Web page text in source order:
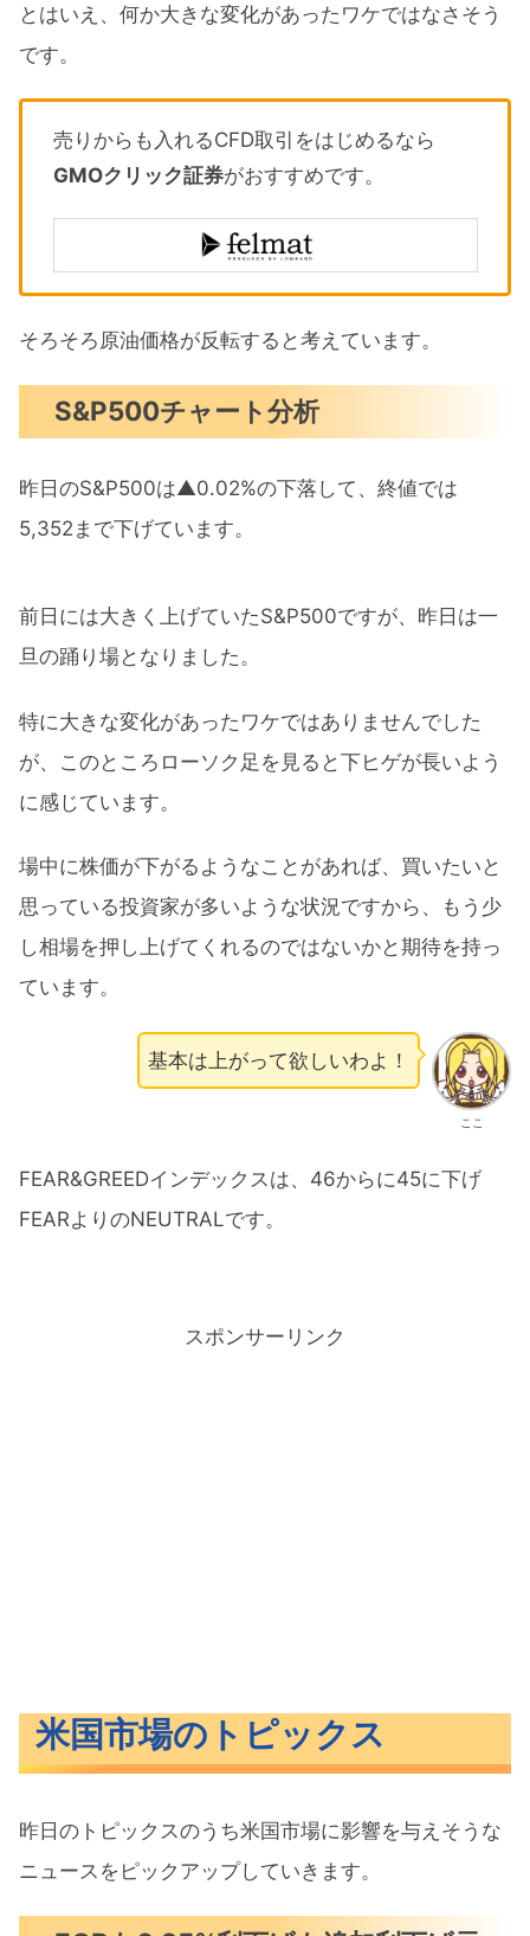
とはいえ、何か大きな変化があったワケではなさそう
です。
売りからも入れるCFD取引をはじめるなら
GMOクリック証券がおすすめです。
そろそろ原油価格が反転すると考えています。
S&P500チャート分析
昨日のS&P500は▲0.02%の下落して、終値では
5,352まで下げています。
前日には大きく上げていたS&P500ですが、昨日は一
旦の踊り場となりました。
特に大きな変化があったワケではありませんでした
が、このところローソク足を見ると下ヒゲが長いよう
に感じています。
場中に株価が下がるようなことがあれば、買いたいと
思っている投資家が多いような状況ですから、もう少
し相場を押し上げてくれるのではないかと期待を持っ
ています。
ここ
基本は上がって欲しいわよ！
FEAR&GREEDインデックスは、46からに45に下げ
FEARよりのNEUTRALです。
スポンサーリンク
米国市場のトピックス
昨日のトピックスのうち米国市場に影響を与えそうな
ニュースをピックアップしていきます。